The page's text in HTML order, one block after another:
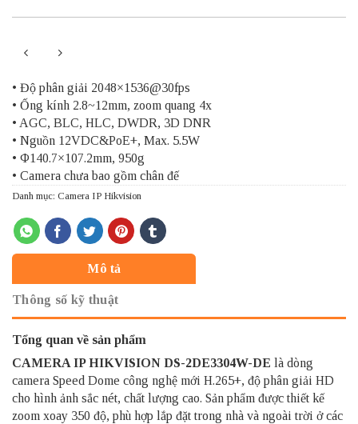
• Độ phân giải 2048×1536@30fps
• Ống kính 2.8~12mm, zoom quang 4x
• AGC, BLC, HLC, DWDR, 3D DNR
• Nguồn 12VDC&PoE+, Max. 5.5W
• Φ140.7×107.2mm, 950g
• Camera chưa bao gồm chân đế
Danh mục: Camera IP Hikvision
Mô tả
Thông số kỹ thuật
Tổng quan về sản phẩm
CAMERA IP HIKVISION DS-2DE3304W-DE là dòng
camera Speed Dome công nghệ mới H.265+, độ phân giải HD
cho hình ảnh sắc nét, chất lượng cao. Sản phẩm được thiết kế
zoom xoay 350 độ, phù hợp lắp đặt trong nhà và ngoài trời ở các